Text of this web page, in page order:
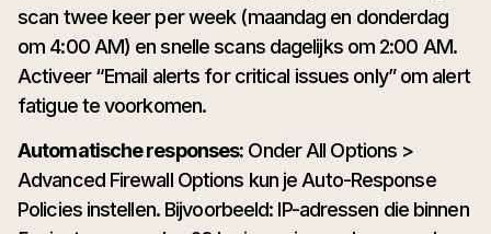
scan twee keer per week (maandag en donderdag
om 4:00 AM) en snelle scans dagelijks om 2:00 AM.
Activeer “Email alerts for critical issues only” om alert
fatigue te voorkomen.
Automatische responses: Onder All Options >
Advanced Firewall Options kun je Auto-Response
Policies instellen. Bijvoorbeeld: IP-adressen die binnen